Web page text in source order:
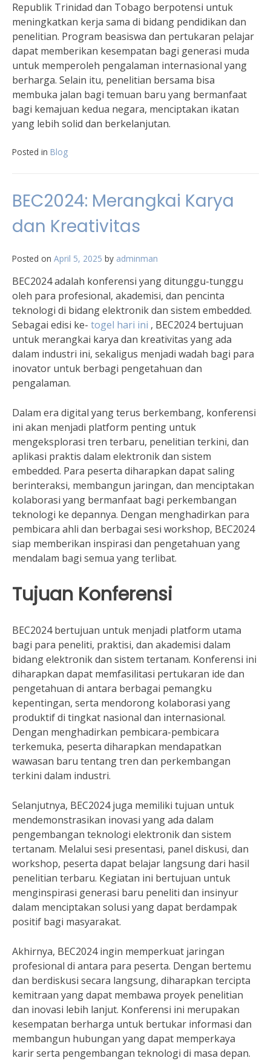
Republik Trinidad dan Tobago berpotensi untuk
meningkatkan kerja sama di bidang pendidikan dan
penelitian. Program beasiswa dan pertukaran pelajar
dapat memberikan kesempatan bagi generasi muda
untuk memperoleh pengalaman internasional yang
berharga. Selain itu, penelitian bersama bisa
membuka jalan bagi temuan baru yang bermanfaat
bagi kemajuan kedua negara, menciptakan ikatan
yang lebih solid dan berkelanjutan.
Posted in Blog
BEC2024: Merangkai Karya
dan Kreativitas
Posted on April 5, 2025 by adminman
BEC2024 adalah konferensi yang ditunggu-tunggu
oleh para profesional, akademisi, dan pencinta
teknologi di bidang elektronik dan sistem embedded.
Sebagai edisi ke- togel hari ini , BEC2024 bertujuan
untuk merangkai karya dan kreativitas yang ada
dalam industri ini, sekaligus menjadi wadah bagi para
inovator untuk berbagi pengetahuan dan
pengalaman.
Dalam era digital yang terus berkembang, konferensi
ini akan menjadi platform penting untuk
mengeksplorasi tren terbaru, penelitian terkini, dan
aplikasi praktis dalam elektronik dan sistem
embedded. Para peserta diharapkan dapat saling
berinteraksi, membangun jaringan, dan menciptakan
kolaborasi yang bermanfaat bagi perkembangan
teknologi ke depannya. Dengan menghadirkan para
pembicara ahli dan berbagai sesi workshop, BEC2024
siap memberikan inspirasi dan pengetahuan yang
mendalam bagi semua yang terlibat.
Tujuan Konferensi
BEC2024 bertujuan untuk menjadi platform utama
bagi para peneliti, praktisi, dan akademisi dalam
bidang elektronik dan sistem tertanam. Konferensi ini
diharapkan dapat memfasilitasi pertukaran ide dan
pengetahuan di antara berbagai pemangku
kepentingan, serta mendorong kolaborasi yang
produktif di tingkat nasional dan internasional.
Dengan menghadirkan pembicara-pembicara
terkemuka, peserta diharapkan mendapatkan
wawasan baru tentang tren dan perkembangan
terkini dalam industri.
Selanjutnya, BEC2024 juga memiliki tujuan untuk
mendemonstrasikan inovasi yang ada dalam
pengembangan teknologi elektronik dan sistem
tertanam. Melalui sesi presentasi, panel diskusi, dan
workshop, peserta dapat belajar langsung dari hasil
penelitian terbaru. Kegiatan ini bertujuan untuk
menginspirasi generasi baru peneliti dan insinyur
dalam menciptakan solusi yang dapat berdampak
positif bagi masyarakat.
Akhirnya, BEC2024 ingin memperkuat jaringan
profesional di antara para peserta. Dengan bertemu
dan berdiskusi secara langsung, diharapkan tercipta
kemitraan yang dapat membawa proyek penelitian
dan inovasi lebih lanjut. Konferensi ini merupakan
kesempatan berharga untuk bertukar informasi dan
membangun hubungan yang dapat memperkaya
karir serta pengembangan teknologi di masa depan.